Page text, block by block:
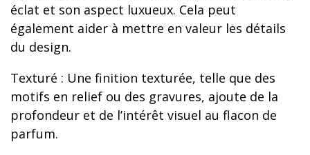
éclat et son aspect luxueux. Cela peut
également aider à mettre en valeur les détails
du design.
Texturé : Une finition texturée, telle que des
motifs en relief ou des gravures, ajoute de la
profondeur et de l’intérêt visuel au flacon de
parfum.